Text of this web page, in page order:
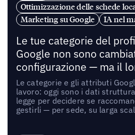
Ottimizzazione delle schede
Marketing su Google
IA nel
Le tue categorie del
Google non sono
configurazione — ma il
Le categorie e gli attributi
lavoro: oggi sono i dati
legge per decidere se
gestirli — per sede, su larga